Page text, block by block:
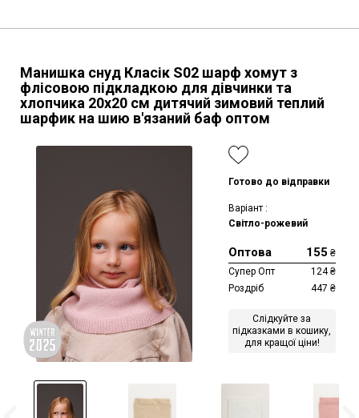
Манишка снуд Класік S02 шарф хомут з
флісовою підкладкою для дівчинки та
хлопчика 20х20 см дитячий зимовий теплий
шарфик на шию в'язаний баф оптом
Готово до відправки
Варіант :
Світло-рожевий
Оптова 155 ₴
Супер Опт
124₴
Роздріб
447 ₴
Слідкуйте за
підказками в кошику,
для кращої ціни!